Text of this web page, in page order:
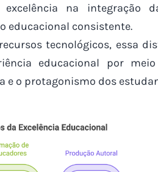
na integração
educacional consistente.
tecnológicos, essa
educacional por
e o protagonismo dos